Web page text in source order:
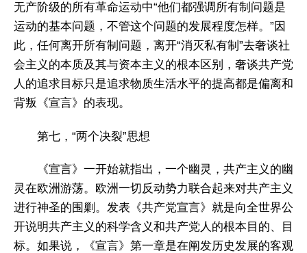
无产阶级的所有革命运动中“他们都强调所有制问题是
运动的基本问题，不管这个问题的发展程度怎样。”因
此，任何离开所有制问题，离开“消灭私有制”去奢谈社
会主义的本质及其与资本主义的根本区别，奢谈共产党
人的追求目标只是追求物质生活水平的提高都是偏离和
背叛《宣言》的表现。
第七，“两个决裂”思想
《宣言》一开始就指出，一个幽灵，共产主义的幽
灵在欧洲游荡。欧洲一切反动势力联合起来对共产主义
进行神圣的围剿。发表《共产党宣言》就是向全世界公
开说明共产主义的科学含义和共产党人的根本目的、目
标。如果说，《宣言》第一章是在阐发历史发展的客观